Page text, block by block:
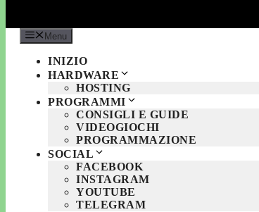
Menu
INIZIO
HARDWARE
HOSTING
PROGRAMMI
CONSIGLI E GUIDE
VIDEOGIOCHI
PROGRAMMAZIONE
SOCIAL
FACEBOOK
INSTAGRAM
YOUTUBE
TELEGRAM